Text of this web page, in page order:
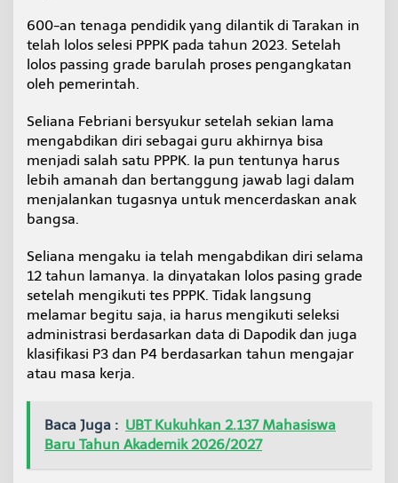
0
0
R
i
K
i
n
i
R
p
t
a
a
600-an tenaga pendidik yang dilantik di Tarakan in
telah lolos selesi PPPK pada tahun 2023. Setelah
lolos passing grade barulah proses pengangkatan
oleh pemerintah.
Seliana Febriani bersyukur setelah sekian lama
mengabdikan diri sebagai guru akhirnya bisa
menjadi salah satu PPPK. Ia pun tentunya harus
lebih amanah dan bertanggung jawab lagi dalam
menjalankan tugasnya untuk mencerdaskan anak
bangsa.
Seliana mengaku ia telah mengabdikan diri selama
12 tahun lamanya. Ia dinyatakan lolos pasing grade
setelah mengikuti tes PPPK. Tidak langsung
melamar begitu saja, ia harus mengikuti seleksi
administrasi berdasarkan data di Dapodik dan juga
klasifikasi P3 dan P4 berdasarkan tahun mengajar
atau masa kerja.
Baca Juga : UBT Kukuhkan 2.137 Mahasiswa
Baru Tahun Akademik 2026/2027